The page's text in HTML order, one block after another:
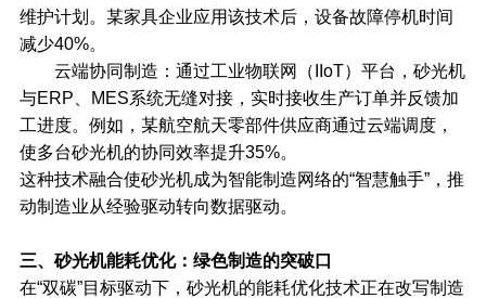
维护计划。某家具企业应用该技术后，设备故障停机时间
减少40%。
云端协同制造：通过工业物联网（IIoT）平台，砂光机
与ERP、MES系统无缝对接，实时接收生产订单并反馈加
工进度。例如，某航空航天零部件供应商通过云端调度，
使多台砂光机的协同效率提升35%。
这种技术融合使砂光机成为智能制造网络的“智慧触手”，推
动制造业从经验驱动转向数据驱动。
三、砂光机能耗优化：绿色制造的突破口
在“双碳”目标驱动下，砂光机的能耗优化技术正在改写制造